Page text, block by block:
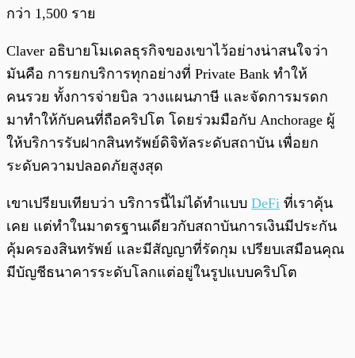
กว่า 1,500 ราย
Claver อธิบายโมเดลธุรกิจของเขาไว้อย่างน่าสนใจว่า
มันคือ การยกบริการทุกอย่างที่ Private Bank ทำให้
คนรวย ทั้งการจ่ายบิล วางแผนภาษี และจัดการมรดก
มาทำให้กับคนที่ถือคริปโต โดยร่วมมือกับ Anchorage ผู้
ให้บริการรับฝากสินทรัพย์ดิจิทัลระดับสถาบัน เพื่อยก
ระดับความปลอดภัยสูงสุด
เขาเปรียบเทียบว่า บริการนี้ไม่ได้ทำแบบ DeFi ที่เราคุ้น
เคย แต่ทำในมาตรฐานเดียวกับสถาบันการเงินมีประกัน
คุ้มครองสินทรัพย์ และมีสัญญาที่รัดกุม เปรียบเสมือนคุณ
มีบัญชีธนาคารระดับโลกแต่อยู่ในรูปแบบคริปโต